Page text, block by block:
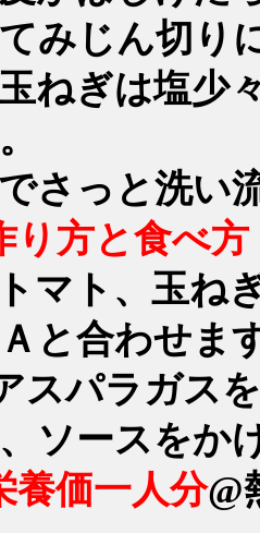
みじん切り
玉ねぎは塩少
さっと洗い
り方と食べ方
マト、玉ね
と合わせま
スパラガス
ソースをか
養価一人分@